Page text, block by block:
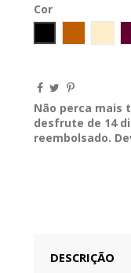
Cor
Não perca mais
desfrute de 14
reembolsado.
DESCRIÇÃO